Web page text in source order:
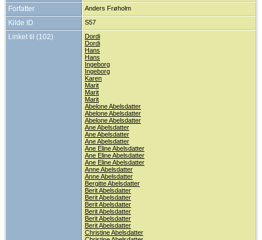
Forfatter Anders Frøholm
Kilde ID S57
Linket til (102)
Dordi
Dordi
Hans
Hans
Ingeborg
Ingeborg
Karen
Marit
Marit
Marit
Abelone Abelsdatter
Abelone Abelsdatter
Abelone Abelsdatter
Ane Abelsdatter
Ane Abelsdatter
Ane Abelsdatter
Ane Eline Abelsdatter
Ane Eline Abelsdatter
Ane Eline Abelsdatter
Anne Abelsdatter
Anne Abelsdatter
Bergitte Abelsdatter
Berit Abelsdatter
Berit Abelsdatter
Berit Abelsdatter
Berit Abelsdatter
Berit Abelsdatter
Berit Abelsdatter
Christine Abelsdatter